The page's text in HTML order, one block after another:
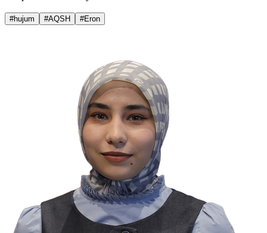
#hujum #AQSH #Eron